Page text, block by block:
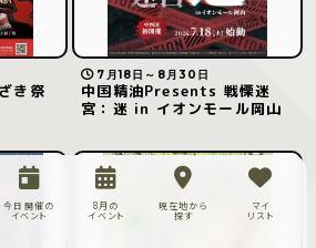
き祭
7月18日～8月30日
中国精油Presents 戦慄迷
宮：迷 in イオンモール岡山
今日開催の
イベント
8月の
イベント
現在地から
探す
マイ
リスト